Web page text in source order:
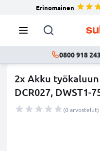
Erinomainen
0800 918 243
2x Akku
DCR027, DWST1-
(0 arvostelut)